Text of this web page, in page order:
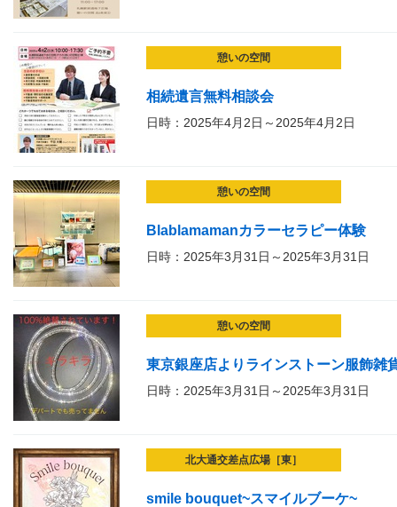
憩いの空間
相続遺言無料相談会
日時：2025年4月2日～2025年4月2日
憩いの空間
Blablamamanカラーセラピー体験
日時：2025年3月31日～2025年3月31日
憩いの空間
東京銀座店よりラインストーン服飾雑
日時：2025年3月31日～2025年3月31日
北大通交差点広場［東］
smile bouquet~スマイルブーケ~